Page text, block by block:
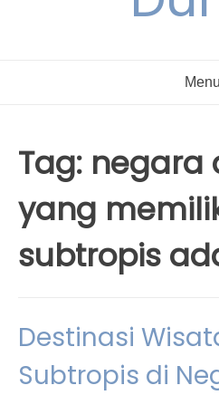
Menu
Tag: negara
yang
subtropis
Destinasi
Subtropis di